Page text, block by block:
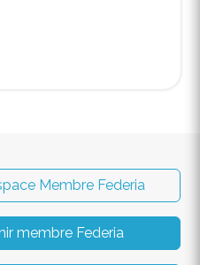
Membre Federia
membre Federia